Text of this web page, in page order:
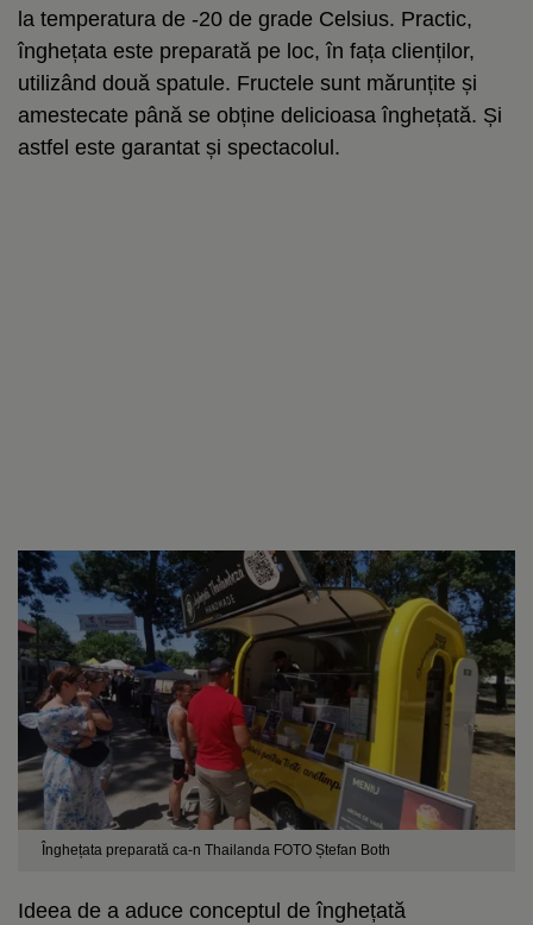
la temperatura de -20 de grade Celsius. Practic,
înghețata este preparată pe loc, în fața clienților,
utilizând două spatule. Fructele sunt mărunțite și
amestecate până se obține delicioasa înghețată. Și
astfel este garantat și spectacolul.
Înghețata preparată ca-n Thailanda FOTO Ștefan Both
Ideea de a aduce conceptul de înghețată